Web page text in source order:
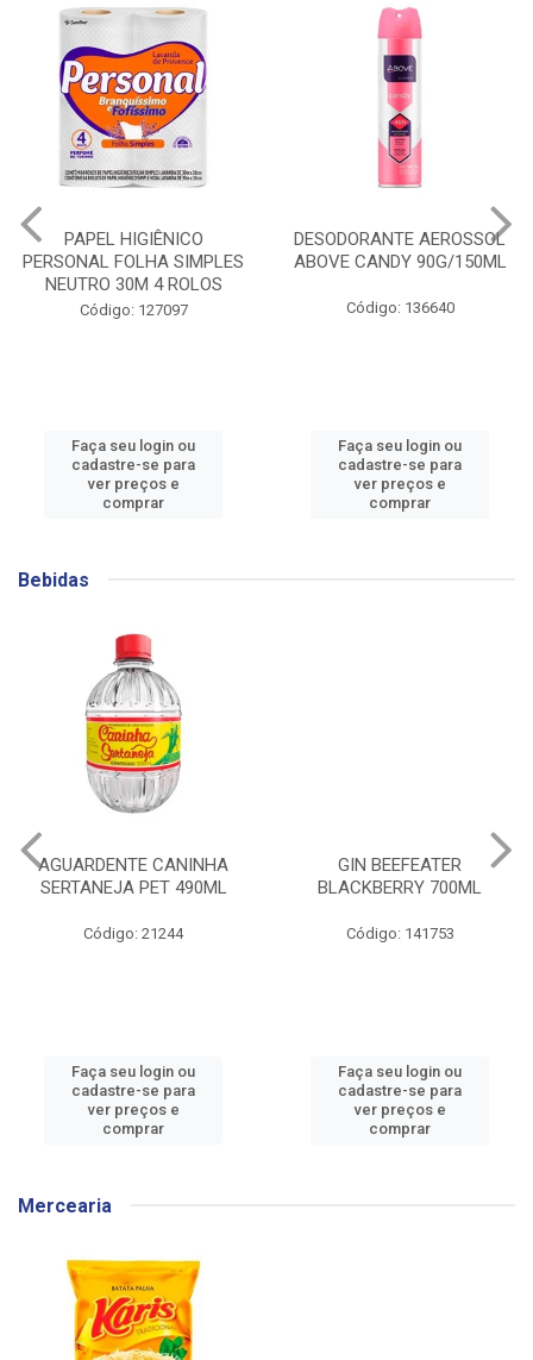
PAPEL HIGIÊNICO
PERSONAL FOLHA SIMPLES
NEUTRO 30M 4 ROLOS
Código: 127097
Faça seu login ou
cadastre-se para
ver preços e
comprar
DESODORANTE AEROSSOL
ABOVE CANDY 90G/150ML
Código: 136640
Faça seu login ou
cadastre-se para
ver preços e
comprar
Bebidas
AGUARDENTE CANINHA
SERTANEJA PET 490ML
Código: 21244
Faça seu login ou
cadastre-se para
ver preços e
comprar
GIN BEEFEATER
BLACKBERRY 700ML
Código: 141753
Faça seu login ou
cadastre-se para
ver preços e
comprar
Mercearia